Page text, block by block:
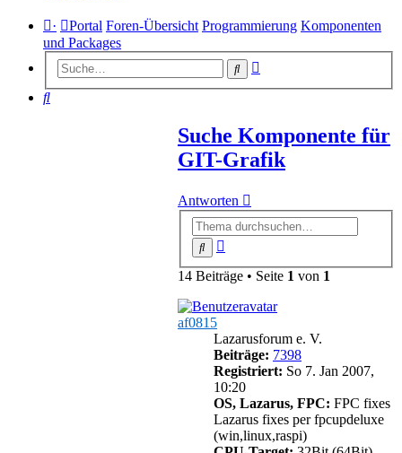
· Portal Foren-Übersicht Programmierung Komponenten
und Packages
Suche
Suche
Suche Komponente für
GIT-Grafik
Antworten
Suche
14 Beiträge • Seite 1 von 1
af0815
Lazarusforum e. V.
Beiträge: 7398
Registriert: So 7. Jan 2007,
10:20
OS, Lazarus, FPC: FPC fixes
Lazarus fixes per fpcupdeluxe
(win,linux,raspi)